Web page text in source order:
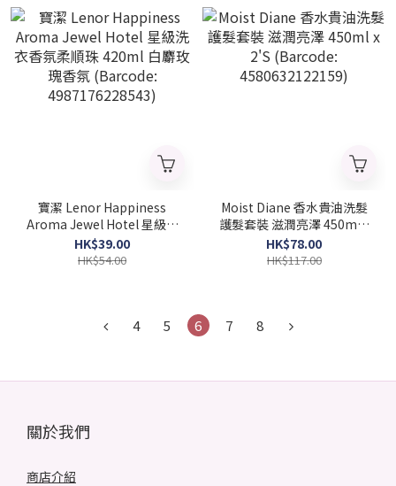
寶潔 Lenor Happiness
Aroma Jewel Hotel 星級洗
衣香氛柔順珠 420ml 白麝玫
瑰香氛 (Barcode:
HK$39.00
HK$54.00
Moist Diane 香水貴油洗髮
護髮套裝 滋潤亮澤 450ml x
2'S (Barcode:
4580632122159)
HK$78.00
HK$117.00
4 5 6 7 8
關於我們
商店介紹